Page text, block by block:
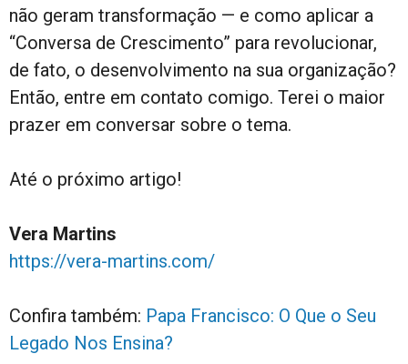
não geram transformação — e como aplicar a
“Conversa de Crescimento” para revolucionar,
de fato, o desenvolvimento na sua organização?
Então, entre em contato comigo. Terei o maior
prazer em conversar sobre o tema.
Até o próximo artigo!
Vera Martins
https://vera-martins.com/
Confira também: Papa Francisco: O Que o Seu
Legado Nos Ensina?